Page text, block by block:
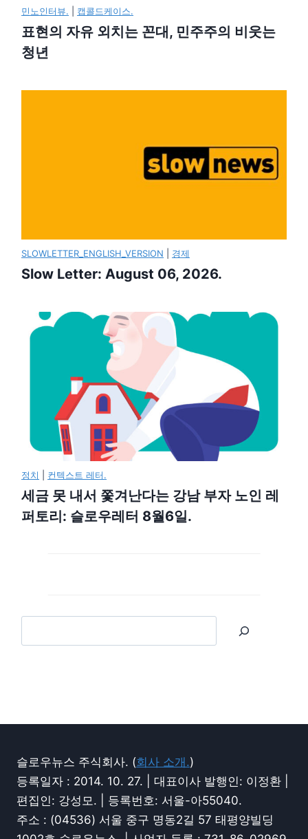
민노인터뷰. 캡콜드케이스.
표현의 자유 외치는 꼰대, 민주주의 비웃는
청년
SLOWLETTER_ENGLISH_VERSION 경제
Slow Letter: August 06, 2026.
정치 컨텍스트 레터.
세금 못 내서 쫓겨난다는 강남 부자 노인 레
퍼토리: 슬로우레터 8월6일.
슬로우뉴스 주식회사. (회사 소개.)
등록일자 : 2014. 10. 27. | 대표이사 발행인: 이정환 |
편집인: 강성모. | 등록번호: 서울-아55040.
주소 : (04536) 서울 중구 명동2길 57 태평양빌딩